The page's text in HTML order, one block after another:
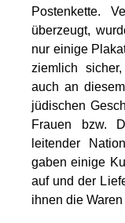
Postenkette.
überzeugt,
nur einige
ziemlich
auch an
jüdischen
Frauen bzw.
leitender
gaben einige
auf und der
ihnen die Waren